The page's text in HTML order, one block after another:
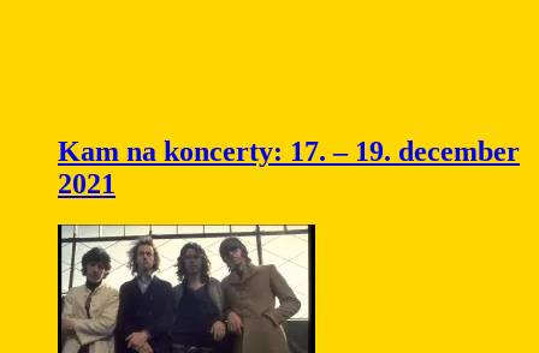
Kam na koncerty: 17. – 19. december
2021